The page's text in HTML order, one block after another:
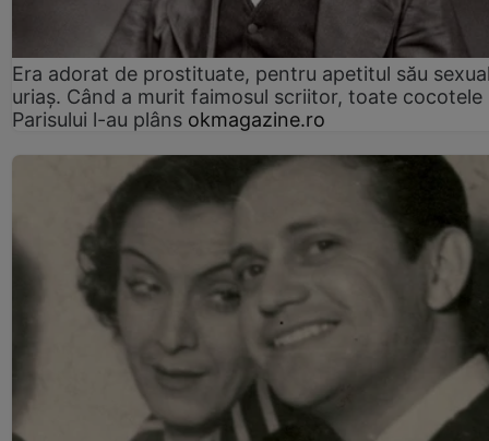
Era adorat de prostituate, pentru apetitul său
uriaș. Când a murit faimosul scriitor, toate cocotele
Parisului l-au plâns okmagazine.ro